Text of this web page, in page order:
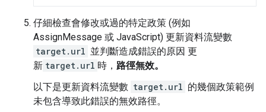
仔細檢查會修改或過的特定政策 (例如
AssignMessage 或 JavaScript) 更新資料流變數
target.url 並判斷造成錯誤的原因 更
新 target.url 時， 路徑無效。
以下是更新資料流變數 target.url 的幾個政策範例
未包含導致此錯誤的無效路徑。